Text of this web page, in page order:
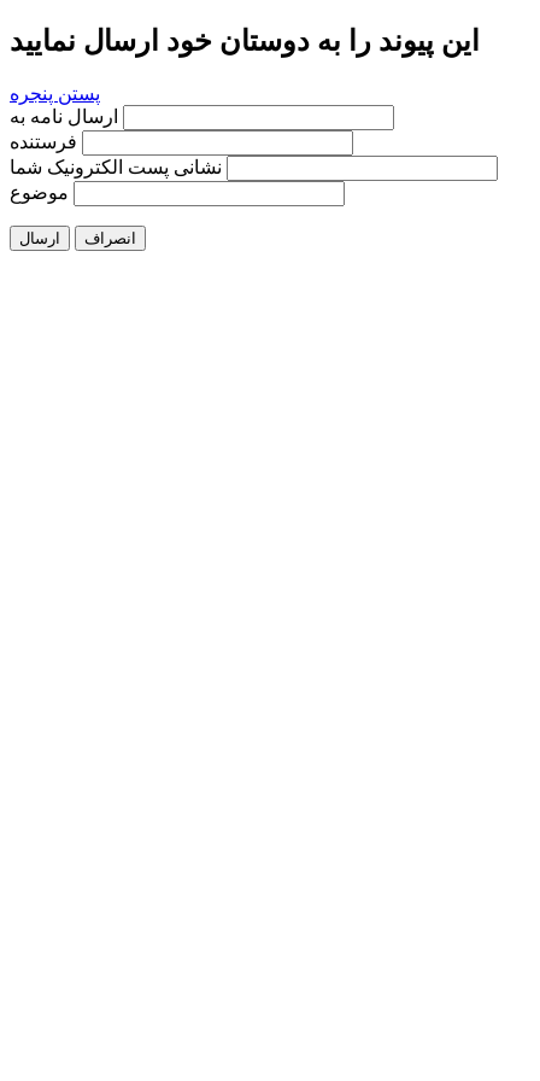
این پیوند را به دوستان خود ارسال نمایید
پستن پنجره
فرستنده
نشانی پست الکترونیک شما
موضوع
ارسال انصراف